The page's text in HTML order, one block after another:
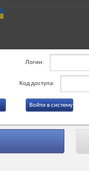
Логин:
Код доступа: